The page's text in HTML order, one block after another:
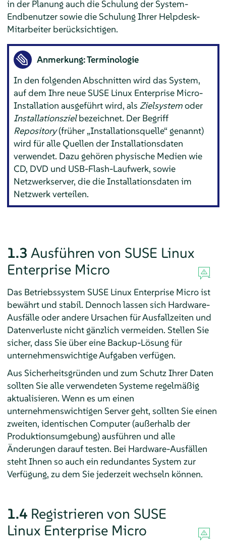
in der Planung auch die Schulung der System-
Endbenutzer sowie die Schulung Ihrer Helpdesk-
Mitarbeiter berücksichtigen.
Anmerkung: Terminologie
In den folgenden Abschnitten wird das System,
auf dem Ihre neue SUSE Linux Enterprise Micro-
Installation ausgeführt wird, alsZielsystemoder
Installationszielbezeichnet. Der Begriff
Repository(früher„Installationsquelle“genannt)
wird für alle Quellen der Installationsdaten
verwendet. Dazu gehören physische Medien wie
CD, DVD und USB-Flash-Laufwerk, sowie
Netzwerkserver, die die Installationsdaten im
Netzwerk verteilen.
1.3 Ausführen von SUSE Linux
Enterprise Micro
Das Betriebssystem SUSE Linux Enterprise Microist
bewährt und stabil. Dennoch lassen sich Hardware-
Ausfälle oder andere Ursachen für Ausfallzeiten und
Datenverluste nicht gänzlich vermeiden. Stellen Sie
sicher, dass Sie über eine Backup-Lösung für
unternehmenswichtige Aufgaben verfügen.
Aus Sicherheitsgründen und zum Schutz Ihrer Daten
sollten Sie alle verwendeten Systeme regelmäßig
aktualisieren. Wenn es um einen
unternehmenswichtigen Server geht, sollten Sie einen
zweiten, identischen Computer (außerhalb der
Produktionsumgebung) ausführen und alle
Änderungen darauf testen. Bei Hardware-Ausfällen
steht Ihnen so auch ein redundantes System zur
Verfügung, zu dem Sie jederzeit wechseln können.
1.4 Registrieren von SUSE
Linux Enterprise Micro